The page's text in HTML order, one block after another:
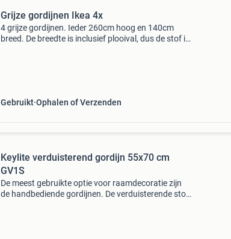
Grijze gordijnen Ikea 4x
4 grijze gordijnen. Ieder 260cm hoog en 140cm
breed. De breedte is inclusief plooival, dus de stof is
Gebruikt Ophalen of Verzenden
Keylite verduisterend gordijn 55x70 cm
GV1S
De meest gebruikte optie voor raamdecoratie zijn
de handbediende gordijnen. De verduisterende stof